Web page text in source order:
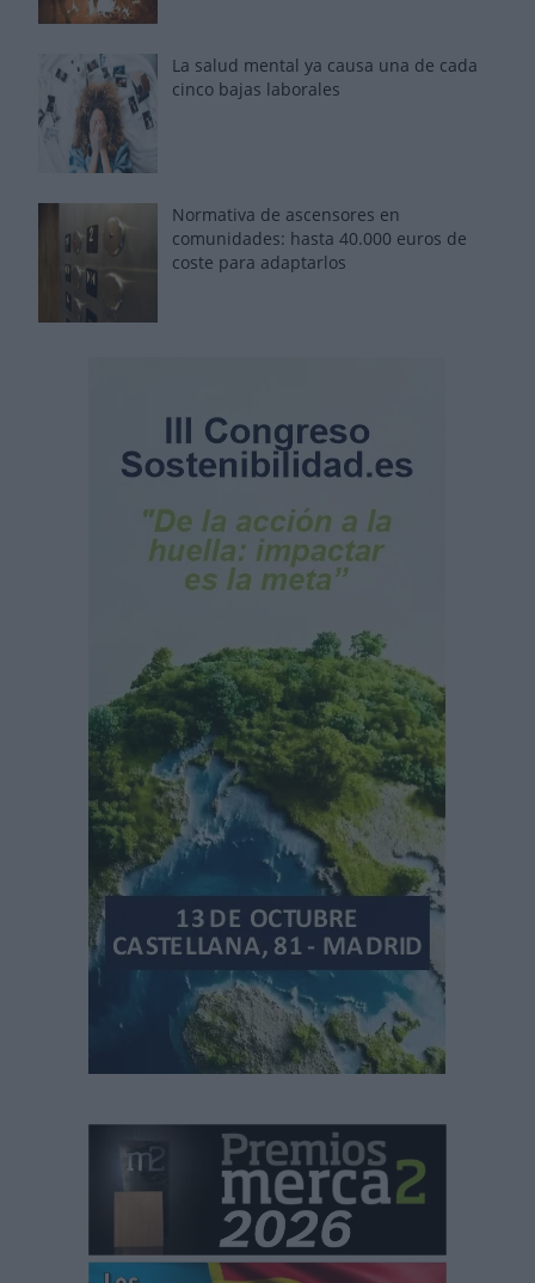
La salud mental ya causa una de cada
cinco bajas laborales
Normativa de ascensores en
comunidades: hasta 40.000 euros de
coste para adaptarlos